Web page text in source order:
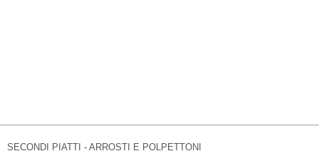
SECONDI PIATTI - ARROSTI E POLPETTONI